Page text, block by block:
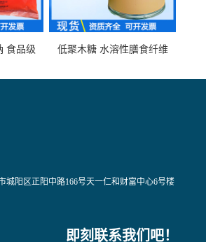
食品级
低聚木糖 水溶性膳食纤维
城阳区正阳中路166号天一仁和财富中心6号楼
即刻联系我们吧！